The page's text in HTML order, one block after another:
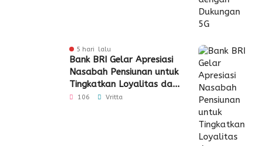
5 hari lalu
Bank BRI Gelar Apresiasi
Nasabah Pensiunan untuk
Tingkatkan Loyalitas dan
Pengalaman Layanan
106 Vritta